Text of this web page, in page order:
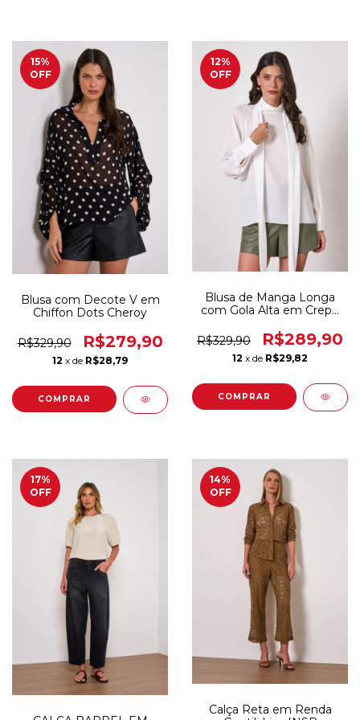
15%
OFF
Blusa com Decote V em
Chiffon Dots Cheroy
R$329,90 R$279,90
12 x de R$28,79
COMPRAR
12%
OFF
Blusa de Manga Longa
com Gola Alta em Crepe
R$329,90
R$289,90
12 x de R$29,82
COMPRAR
17%
OFF
14%
OFF
Calça Reta em Renda